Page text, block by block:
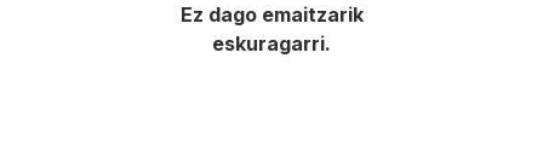
Ez dago emaitzarik
eskuragarri.